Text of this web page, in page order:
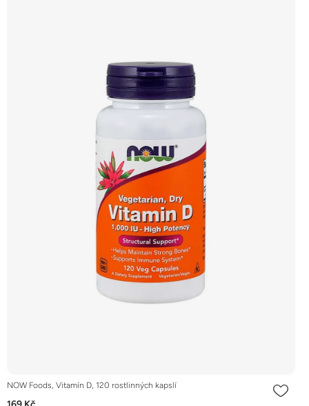
NOW Foods, Vitamín D, 120 rostlinných kapslí